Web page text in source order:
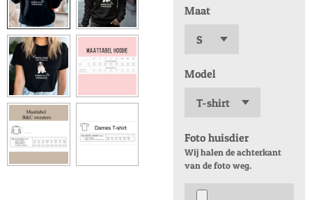
Maat
Model
Foto huisdier
Wij halen de achterkant
van de foto weg.